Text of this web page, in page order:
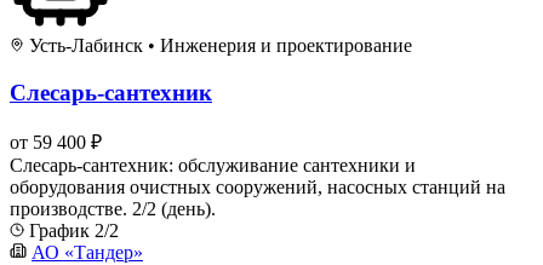
Усть-Лабинск • Инженерия и проектирование
Слесарь-сантехник
от 59 400 ₽
Слесарь-сантехник: обслуживание сантехники и
оборудования очистных сооружений, насосных станций на
производстве. 2/2 (день).
График 2/2
АО «Тандер»